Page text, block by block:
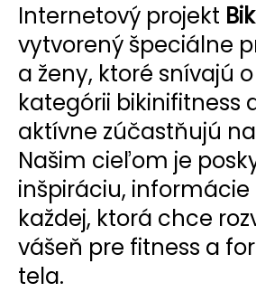
Internetový projekt
vytvorený špeciálne
a ženy, ktoré snívajú
kategórii bikinifitness
aktívne zúčastňujú
Našim cieľom je
inšpiráciu,
každej, ktorá chce
vášeň pre fitness a
tela.